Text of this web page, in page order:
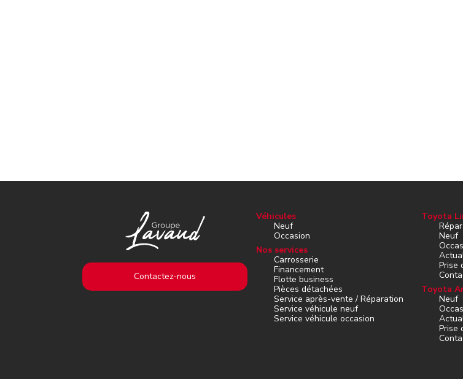
Contactez-nous
Véhicules
Neuf
Occasion
Nos services
Carrosserie
Financement
Flotte business
Pièces détachées
Service après-vente / Réparation
Service véhicule neuf
Service véhicule occasion
Toyota
Neuf
Prise
Toyota
Neuf
Prise